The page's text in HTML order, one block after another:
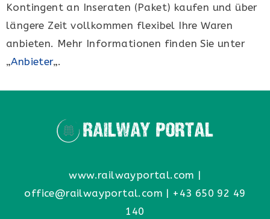
Kontingent an Inseraten (Paket) kaufen und über
längere Zeit vollkommen flexibel Ihre Waren
anbieten. Mehr Informationen finden Sie unter
„Anbieter„.
www.railwayportal.com |
office@railwayportal.com | +43 650 92 49
140